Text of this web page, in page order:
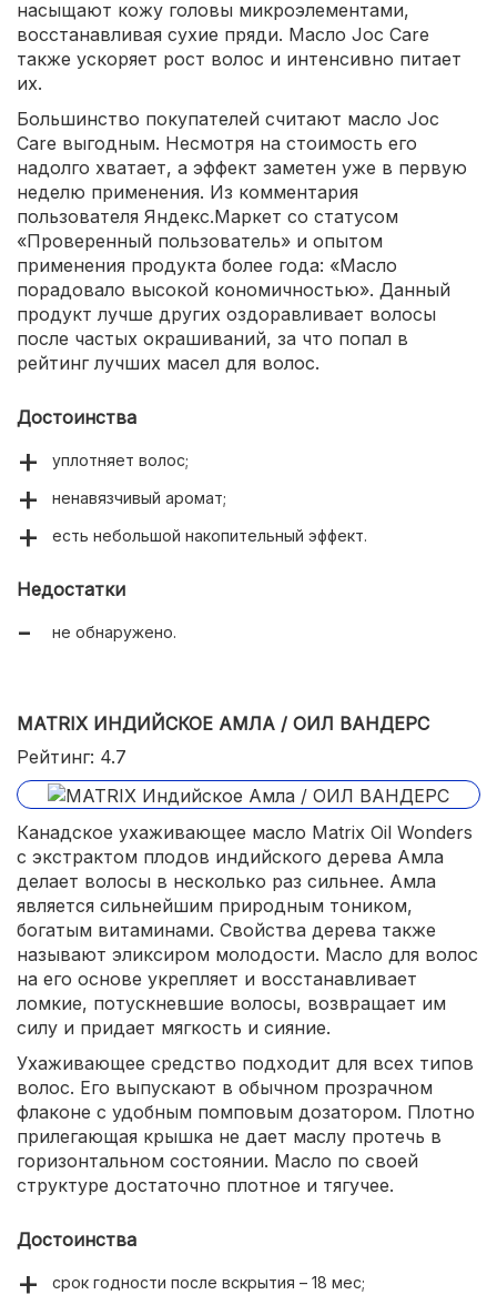
насыщают кожу головы микроэлементами,
восстанавливая сухие пряди. Масло Joc Care
также ускоряет рост волос и интенсивно питает
их.
Большинство покупателей считают масло Joc
Care выгодным. Несмотря на стоимость его
надолго хватает, а эффект заметен уже в первую
неделю применения. Из комментария
пользователя Яндекс.Маркет со статусом
«Проверенный пользователь» и опытом
применения продукта более года: «Масло
порадовало высокой кономичностью». Данный
продукт лучше других оздоравливает волосы
после частых окрашиваний, за что попал в
рейтинг лучших масел для волос.
Достоинства
уплотняет волос;
ненавязчивый аромат;
есть небольшой накопительный эффект.
Недостатки
не обнаружено.
MATRIX ИНДИЙСКОЕ АМЛА / ОИЛ ВАНДЕРС
Рейтинг: 4.7
Канадское ухаживающее масло Matrix Oil Wonders
с экстрактом плодов индийского дерева Амла
делает волосы в несколько раз сильнее. Амла
является сильнейшим природным тоником,
богатым витаминами. Свойства дерева также
называют эликсиром молодости. Масло для волос
на его основе укрепляет и восстанавливает
ломкие, потускневшие волосы, возвращает им
силу и придает мягкость и сияние.
Ухаживающее средство подходит для всех типов
волос. Его выпускают в обычном прозрачном
флаконе с удобным помповым дозатором. Плотно
прилегающая крышка не дает маслу протечь в
горизонтальном состоянии. Масло по своей
структуре достаточно плотное и тягучее.
Достоинства
срок годности после вскрытия – 18 мес;